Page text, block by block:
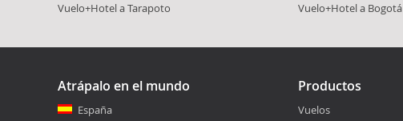
Vuelo+Hotel a Tarapoto
Vuelo+Hotel a Bogotá
Atrápalo en el mundo
España
Productos
Vuelos